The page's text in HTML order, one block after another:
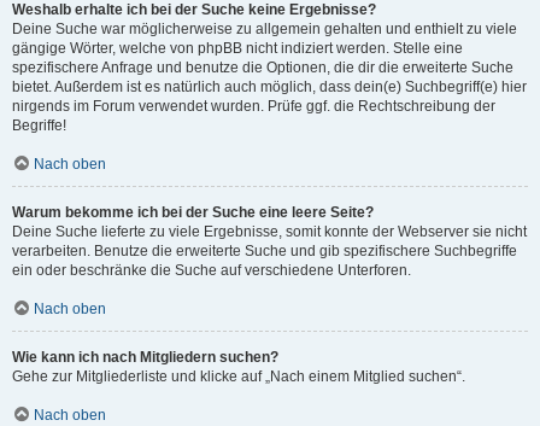
Weshalb erhalte ich bei der Suche keine Ergebnisse?
Deine Suche war möglicherweise zu allgemein gehalten und enthielt zu viele
gängige Wörter, welche von phpBB nicht indiziert werden. Stelle eine
spezifischere Anfrage und benutze die Optionen, die dir die erweiterte Suche
bietet. Außerdem ist es natürlich auch möglich, dass dein(e) Suchbegriff(e) hier
nirgends im Forum verwendet wurden. Prüfe ggf. die Rechtschreibung der
Begriffe!
Nach oben
Warum bekomme ich bei der Suche eine leere Seite?
Deine Suche lieferte zu viele Ergebnisse, somit konnte der Webserver sie nicht
verarbeiten. Benutze die erweiterte Suche und gib spezifischere Suchbegriffe
ein oder beschränke die Suche auf verschiedene Unterforen.
Nach oben
Wie kann ich nach Mitgliedern suchen?
Gehe zur Mitgliederliste und klicke auf „Nach einem Mitglied suchen“.
Nach oben